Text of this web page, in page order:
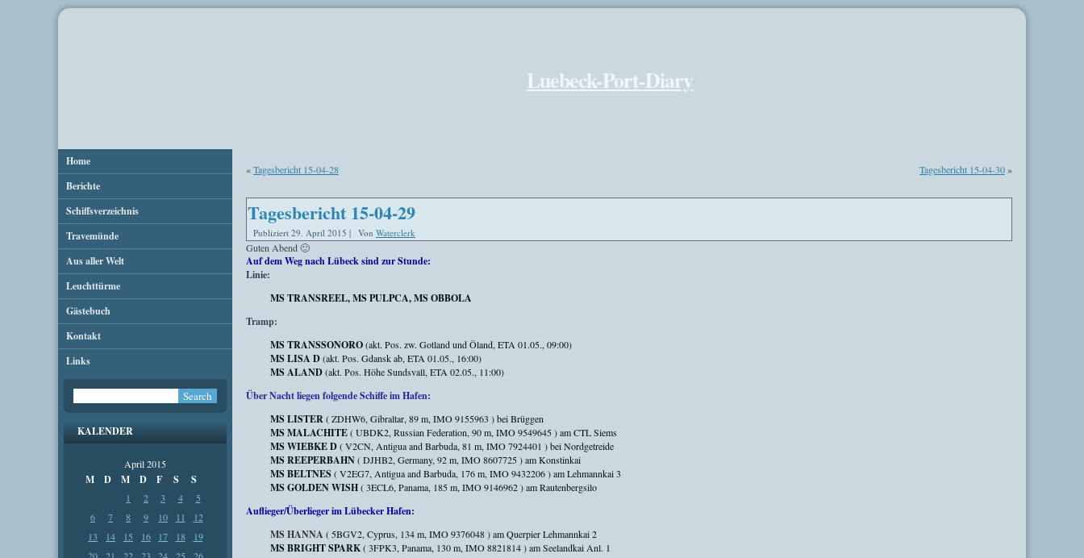
Luebeck-Port-Diary
Home
Berichte
Schiffsverzeichnis
Travemünde
Aus aller Welt
Leuchttürme
Gästebuch
Kontakt
Links
KALENDER
April 2015
M D M D F S S
1 2 3 4
5
6
7 8 9 10 11
12
13
14 15 16 17 18
19
«Tagesbericht 15-04-28 Tagesbericht 15-04-30»
Tagesbericht 15-04-29
Publiziert 29. April 2015 | Von Waterclerk
Guten Abend 🙂
Auf dem Weg nach Lübeck sind zur Stunde:
Linie:
MS TRANSREEL, MS PULPCA, MS OBBOLA
Tramp:
MS TRANSSONORO(akt. Pos. zw. Gotland und Öland, ETA 01.05., 09:00)
MS LISA D(akt. Pos. Gdansk ab, ETA 01.05., 16:00)
MS ALAND(akt. Pos. Höhe Sundsvall, ETA 02.05., 11:00)
Über Nacht liegen folgende Schiffe im Hafen:
MS LISTER( ZDHW6, Gibraltar, 89 m, IMO 9155963 ) bei Brüggen
MS MALACHITE( UBDK2, Russian Federation, 90 m, IMO 9549645 ) am CTL Siems
MS WIEBKE D( V2CN, Antigua and Barbuda, 81 m, IMO 7924401 ) bei Nordgetreide
MS REEPERBAHN( DJHB2, Germany, 92 m, IMO 8607725 ) am Konstinkai
MS BELTNES ( V2EG7, Antigua and Barbuda, 176 m, IMO 9432206 ) am Lehmannkai 3
MS GOLDEN WISH( 3ECL6, Panama, 185 m, IMO 9146962 ) am Rautenbergsilo
Auflieger/Überlieger im Lübecker Hafen:
MS HANNA ( 5BGV2, Cyprus, 134 m, IMO 9376048 ) am Querpier Lehmannkai 2
MS BRIGHT SPARK( 3FPK3, Panama, 130 m, IMO 8821814 ) am Seelandkai Anl. 1